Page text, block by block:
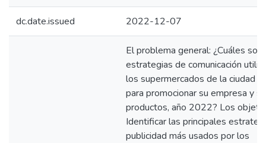
dc.date.issued 2022-12-07
El problema general: ¿Cuáles son
estrategias de comunicación
los supermercados de la ciudad
para promocionar su empresa y
productos, año 2022? Los
Identificar las principales
publicidad más usados por los